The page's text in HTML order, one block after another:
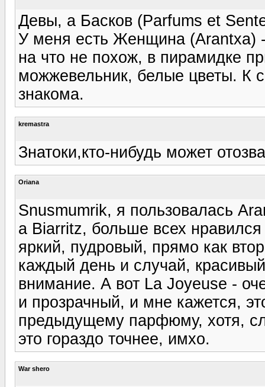
Девы, а Басков (Parfums et
У меня есть Женщина (Arantxa)
на что не похож, в пирамидке
можжевельник, белые цветы. К
знакома.
kremastra
Знатоки,кто-нибудь может
Oriana
Snusmumrik, я пользовалась
a Biarritz, больше всех
яркий, пудровый, прямо как
каждый день и случай,
внимание. А вот La Joyeuse -
и прозрачный, и мне кажется,
предыдущему парфюму, хотя,
это гораздо точнее, имхо.
War shero